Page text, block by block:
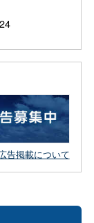
告掲載について